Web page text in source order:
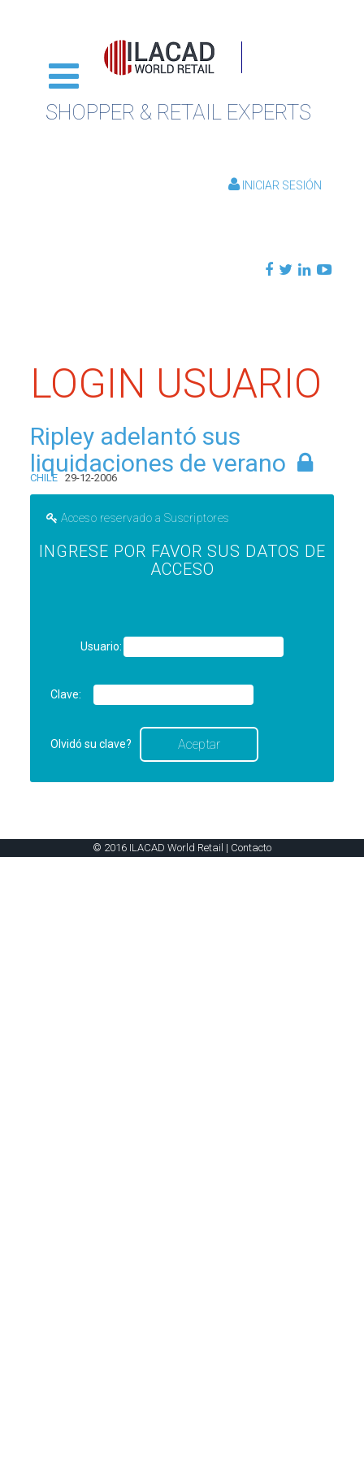
SHOPPER & RETAIL EXPERTS
INICIAR SESIÓN
LOGIN USUARIO
Ripley adelantó sus
liquidaciones de verano
CHILE 29-12-2006
Acceso reservado a Suscriptores
INGRESE POR FAVOR SUS DATOS DE
ACCESO
Usuario:
Clave:
Olvidó su clave?
© 2016 ILACAD World Retail | Contacto